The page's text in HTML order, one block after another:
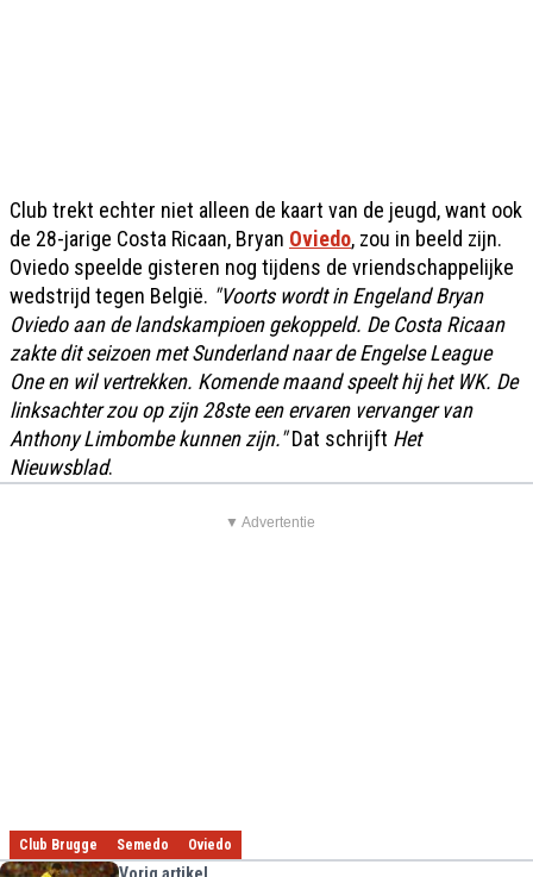
Club trekt echter niet alleen de kaart van de jeugd, want ook
de 28-jarige Costa Ricaan, Bryan Oviedo, zou in beeld zijn.
Oviedo speelde gisteren nog tijdens de vriendschappelijke
wedstrijd tegen België. "Voorts wordt in Engeland ­Bryan
Oviedo aan de landskampioen gekoppeld. De Costa Ricaan
zakte dit seizoen met Sunderland naar de Engelse League
One en wil vertrekken. Komende maand speelt hij het WK. De
linksachter zou op zijn 28ste een ervaren vervanger van
Anthony Limbombe kunnen zijn."Dat schrijft Het
Nieuwsblad.
▼ Advertentie
Club Brugge Semedo Oviedo